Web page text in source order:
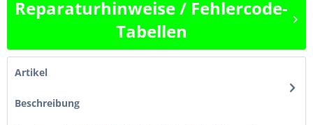
Reparaturhinweise / Fehlercode-
Tabellen
Artikel
Beschreibung